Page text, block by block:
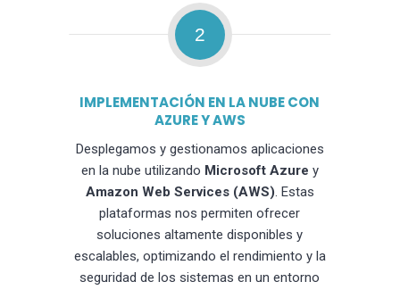
2
IMPLEMENTACIÓN EN LA NUBE CON
AZURE Y AWS
Desplegamos y gestionamos aplicaciones
en la nube utilizando Microsoft Azure y
Amazon Web Services (AWS). Estas
plataformas nos permiten ofrecer
soluciones altamente disponibles y
escalables, optimizando el rendimiento y la
seguridad de los sistemas en un entorno